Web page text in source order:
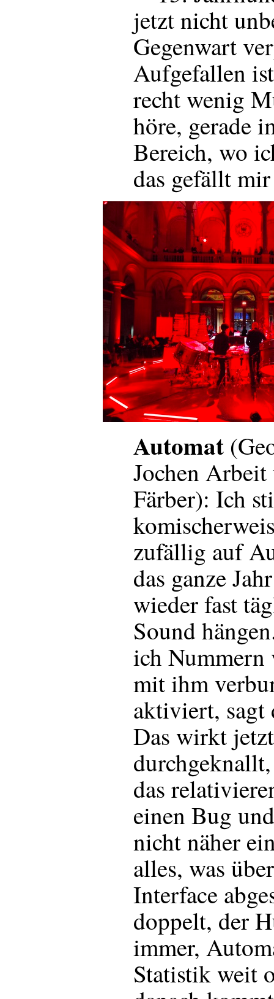
jetzt nicht
Gegenwart
Aufgefallen
recht wenig
höre, gerade
Bereich, wo
das gefällt
Automat
Jochen
Färber): Ich
zufällig auf
das ganze
wieder fast
Sound
ich
mit ihm
aktiviert, sagt
Das wirkt
das
einen Bug
nicht näher
alles, was
Interface
doppelt, der
immer,
Statistik weit